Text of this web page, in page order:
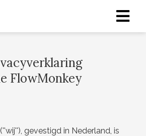
FlowMonkey
gevestigd in Nederland, is